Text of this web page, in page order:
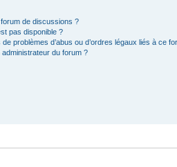
de discussions ?
pas disponible ?
problèmes d’abus ou d’ordres légaux liés à ce
du forum ?